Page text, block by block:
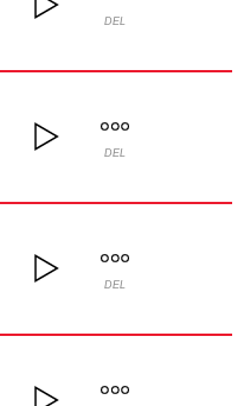
DEL
DEL
DEL